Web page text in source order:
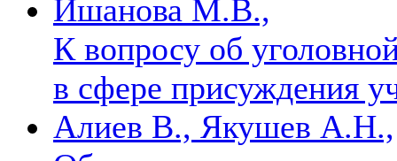
Ишанова М.В.,
К вопросу об
в сфере присуждения
Алиев В., Якушев А.Н.,